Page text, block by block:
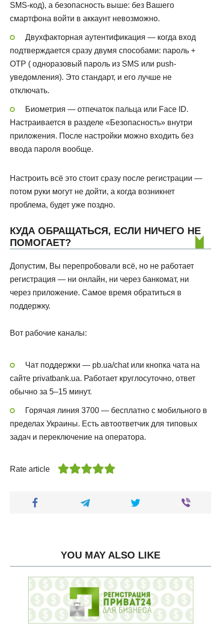
SMS-код), а безопасность выше: без Вашего
смартфона войти в аккаунт невозможно.
Двухфакторная аутентификация — когда вход
подтверждается сразу двумя способами: пароль +
OTP ( одноразовый пароль из SMS или push-
уведомления). Это стандарт, и его лучше не
отключать.
Биометрия — отпечаток пальца или Face ID.
Настраивается в разделе «Безопасность» внутри
приложения. После настройки можно входить без
ввода пароля вообще.
Настроить всё это стоит сразу после регистрации —
потом руки могут не дойти, а когда возникнет
проблема, будет уже поздно.
КУДА ОБРАЩАТЬСЯ, ЕСЛИ НИЧЕГО НЕ
ПОМОГАЕТ?
Допустим, Вы перепробовали всё, но не работает
регистрация — ни онлайн, ни через банкомат, ни
через приложение. Самое время обратиться в
поддержку.
Вот рабочие каналы:
Чат поддержки — pb.ua/chat или кнопка чата на
сайте privatbank.ua. Работает круглосуточно, ответ
обычно за 5–15 минут.
Горячая линия 3700 — бесплатно с мобильного в
пределах Украины. Есть автоответчик для типовых
задач и переключение на оператора.
Rate article
YOU MAY ALSO LIKE